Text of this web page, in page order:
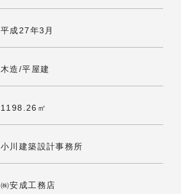
平成27年3月
木造/平屋建
1198.26㎡
小川建築設計事務所
㈱安成工務店